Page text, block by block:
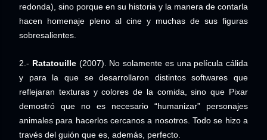
redonda), sino porque en su historia y la manera de contarla
hacen homenaje pleno al cine y muchas de sus figuras
sobresalientes.
2.- Ratatouille(2007). No solamente es una película cálida
y para la que se desarrollaron distintos softwares que
reflejaran texturas y colores de la comida, sino que Pixar
demostró que no es necesario “humanizar” personajes
animales para hacerlos cercanos a nosotros. Todo se hizo a
través del guión que es, además, perfecto.